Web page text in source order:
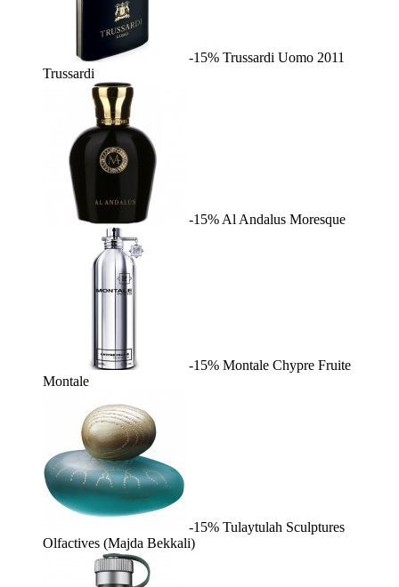
-15% Trussardi Uomo 2011
Trussardi
-15% Al Andalus Moresque
-15% Montale Chypre Fruite
Montale
-15% Tulaytulah Sculptures
Olfactives (Majda Bekkali)